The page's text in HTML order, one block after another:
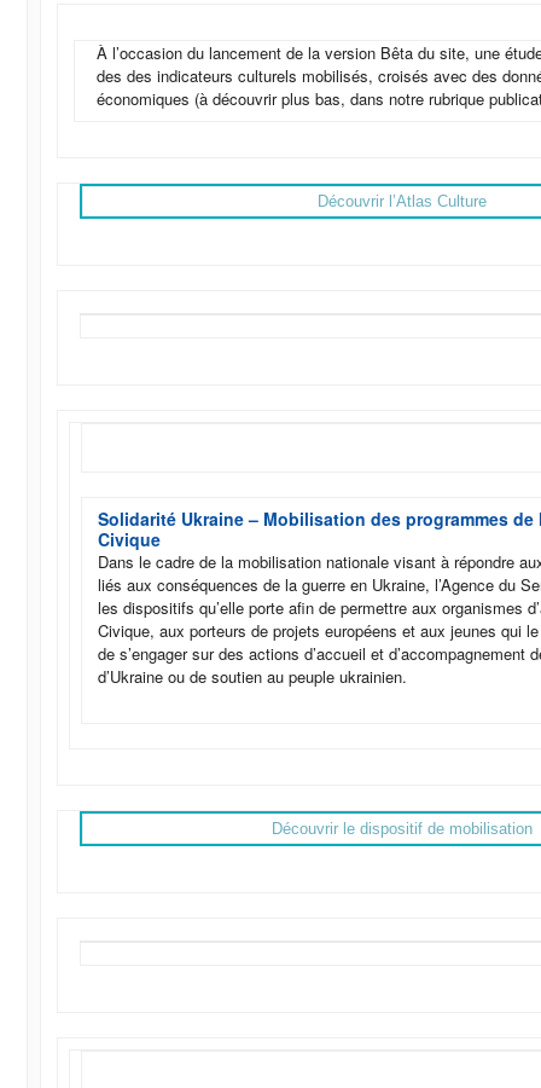
À l’occasion du lancement de la version Bêta du site, une
des des indicateurs culturels mobilisés, croisés avec des
économiques (à découvrir plus bas, dans notre rubrique
Découvrir l’Atlas Culture
Solidarité Ukraine – Mobilisation des programmes de
Civique
Dans le cadre de la mobilisation nationale visant à répondre
liés aux conséquences de la guerre en Ukraine, l’Agence du
les dispositifs qu’elle porte afin de permettre aux organismes
Civique, aux porteurs de projets européens et aux jeunes qui
de s’engager sur des actions d’accueil et d’accompagnement
d’Ukraine ou de soutien au peuple ukrainien.
Découvrir le dispositif de mobilisation